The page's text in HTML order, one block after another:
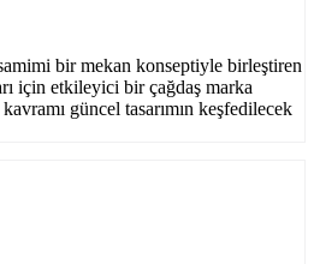
samimi bir mekan konseptiyle birleştiren
için etkileyici bir çağdaş marka
güncel tasarımın keşfedilecek